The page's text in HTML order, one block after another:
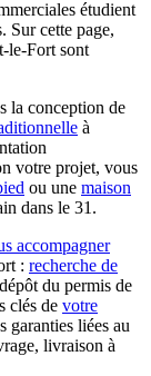
étudient
Sur cette page,
le-Fort sont
la conception de
à
votre projet, vous
ou une maison
dans le 31.
accompagner
: recherche de
du permis de
clés de votre
garanties liées au
livraison à